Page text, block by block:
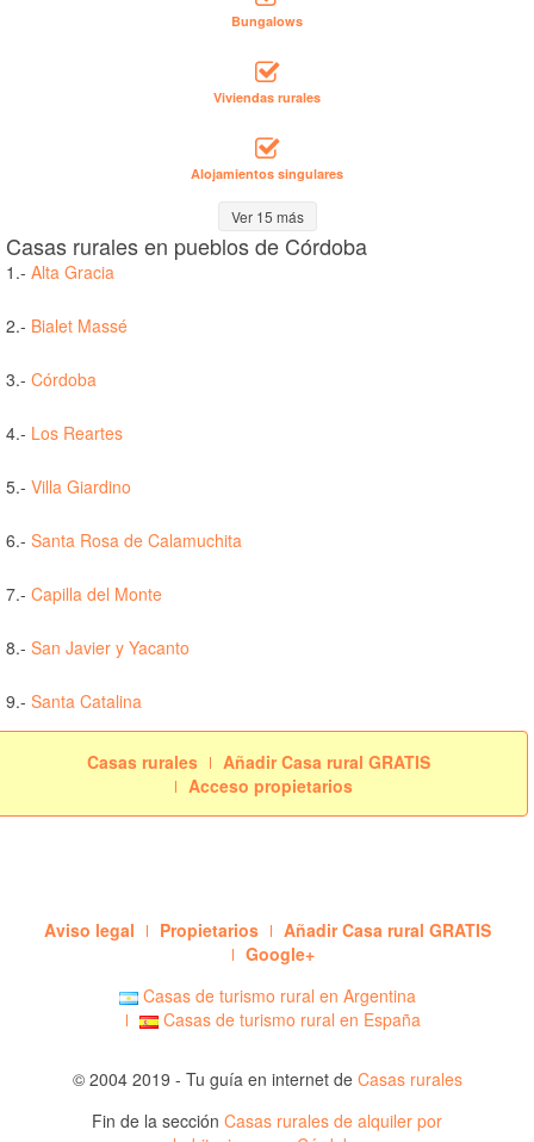
Bungalows
Viviendas rurales
Alojamientos singulares
Ver 15 más
Casas rurales en pueblos de Córdoba
1.- Alta Gracia
2.- Bialet Massé
3.- Córdoba
4.- Los Reartes
5.- Villa Giardino
6.- Santa Rosa de Calamuchita
7.- Capilla del Monte
8.- San Javier y Yacanto
9.- Santa Catalina
Casas rurales
Añadir Casa rural GRATIS
Acceso propietarios
Aviso legal Propietarios
Añadir Casa rural GRATIS
Google+
Casas de turismo rural en Argentina
Casas de turismo rural en España
© 2004 2019 - Tu guía en internet de Casas rurales
Fin de la sección Casas rurales de alquiler por